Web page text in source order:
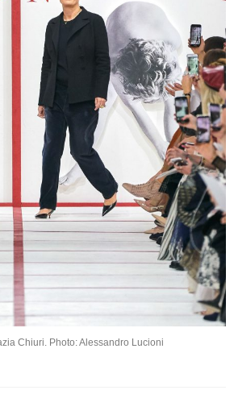
Chiuri. Photo: Alessandro Lucioni